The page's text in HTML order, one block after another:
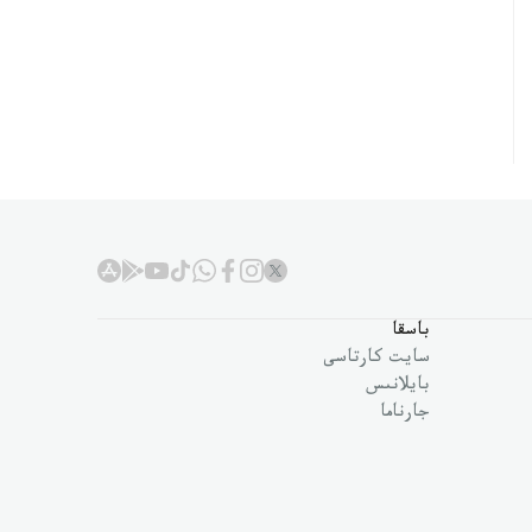
باسقا
سايت كارتاسى
بايلانىس
جارناما